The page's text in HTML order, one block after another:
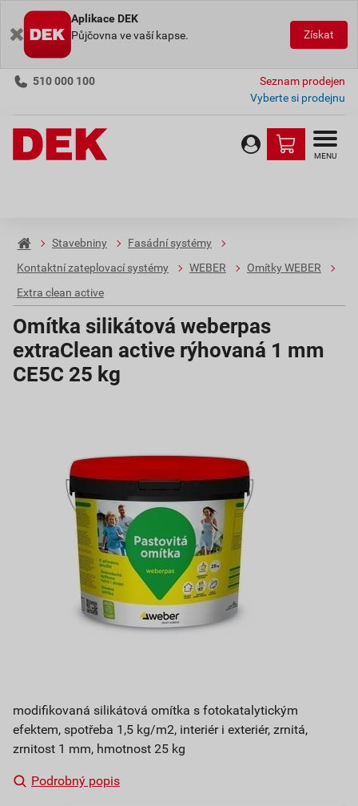
Aplikace DEK
Půjčovna ve vaší kapse.
Získat
510 000 100
Seznam prodejen
Vyberte si prodejnu
MENU
Stavebniny
Fasádní systémy
Kontaktní zateplovací systémy
WEBER
Omítky WEBER
Extra clean active
Omítka silikátová weberpas
extraClean active rýhovaná 1 mm
CE5C 25 kg
modifikovaná silikátová omítka s fotokatalytickým
efektem, spotřeba 1,5 kg/m2, interiér i exteriér, zrnitá,
zrnitost 1 mm, hmotnost 25 kg
Podrobný popis